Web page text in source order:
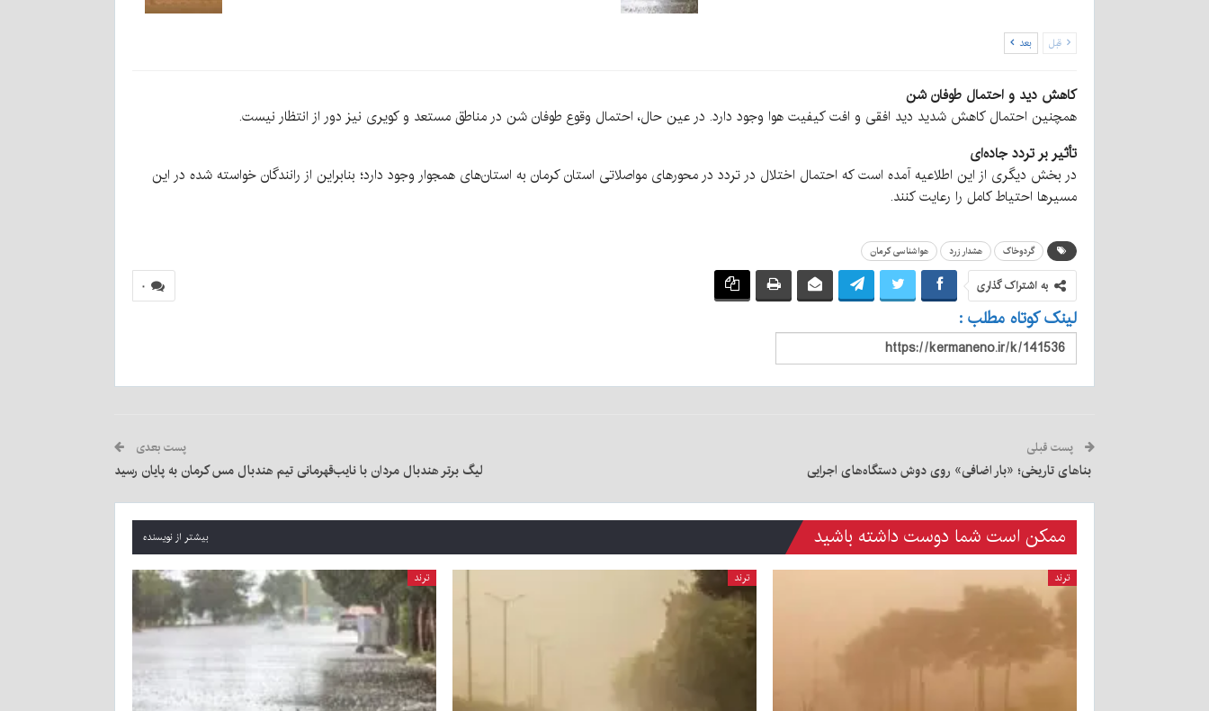
قبل بعد
کاهش دید و احتمال طوفان شن
همچنین احتمال کاهش شدید دید افقی و افت کیفیت هوا وجود دارد. در عین حال، احتمال وقوع طوفان شن در مناطق مستعد و کویری نیز دور از انتظار نیست.
تأثیر بر تردد جاده‌ای
در بخش دیگری از این اطلاعیه آمده است که احتمال اختلال در تردد در محورهای مواصلاتی استان کرمان به استان‌های همجوار وجود دارد؛ بنابراین از رانندگان خواسته شده در این
مسیرها احتیاط کامل را رعایت کنند.
گردوخاک هشدار زرد هواشناسی کرمان
۰ به اشتراک گذاری
لینک کوتاه مطلب :
پست قبلی
بناهای تاریخی؛ «بار اضافی» روی دوش دستگاه‌های اجرایی
پست بعدی
لیگ برتر هندبال مردان با نایب‌قهرمانی تیم هندبال مس کرمان به پایان رسید
ممکن است شما دوست داشته باشید بیشتر از نویسنده
ترند ترند ترند